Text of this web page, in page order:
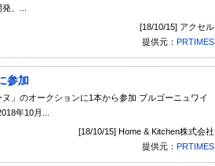
、...
[18/10/15] アクセル
提供元： PRTIMES
参加
」のオークションに1本から参加 ブルゴーニュワイ
年10月...
[18/10/15] Home & Kitchen株式会社
提供元： PRTIMES